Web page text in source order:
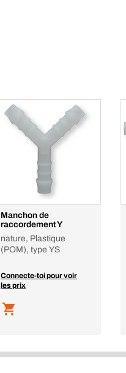
Manchon de
raccordement Y
nature, Plastique
(POM), type YS
Connecte-toi pour voir
les prix